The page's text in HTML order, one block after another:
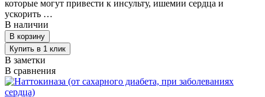
которые могут привести к инсульту, ишемии сердца и
ускорить …
В наличии
В заметки
В сравнения